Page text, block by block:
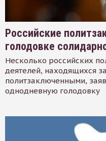
Российские
голодовке
Несколько российских
деятелей, находящихся
политзаключенными,
однодневную голодовку